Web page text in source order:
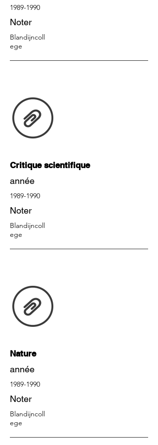
1989-1990
Noter
Blandijncoll
ege
Critique scientifique
année
1989-1990
Noter
Blandijncoll
ege
Nature
année
1989-1990
Noter
Blandijncoll
ege